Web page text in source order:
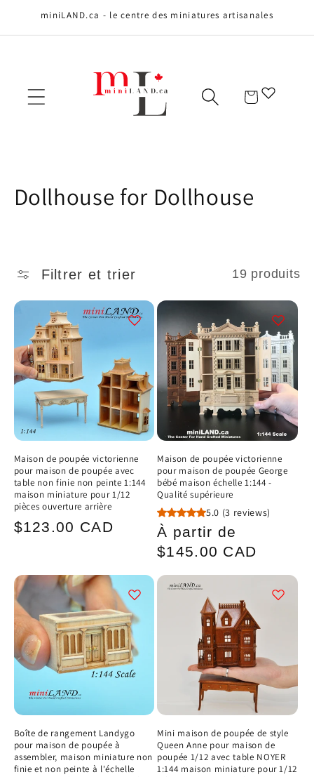
passer auminiLAND.ca - le centre des miniatures artisanales
Panier
C
l
e
c
t
i
o
n
:
Dollhouse for Dollhouse
Filtrer et trier 19 produits
Maison de poupée victorienne
pour maison de poupée avec
table non finie non peinte 1:144
maison miniature pour 1/12
pièces ouverture arrière
Prix
$123.00 CAD
Maison de poupée victorienne
pour maison de poupée George
bébé maison échelle 1:144 -
Qualité supérieure
5.0 (3 reviews)
Prix
habituel
À partir de
$145.00 CAD
Boîte de rangement Landygo
pour maison de poupée à
assembler, maison miniature non
finie et non peinte à l'échelle
Mini maison de poupée de style
Queen Anne pour maison de
poupée 1/12 avec table NOYER
1:144 maison miniature pour 1/12